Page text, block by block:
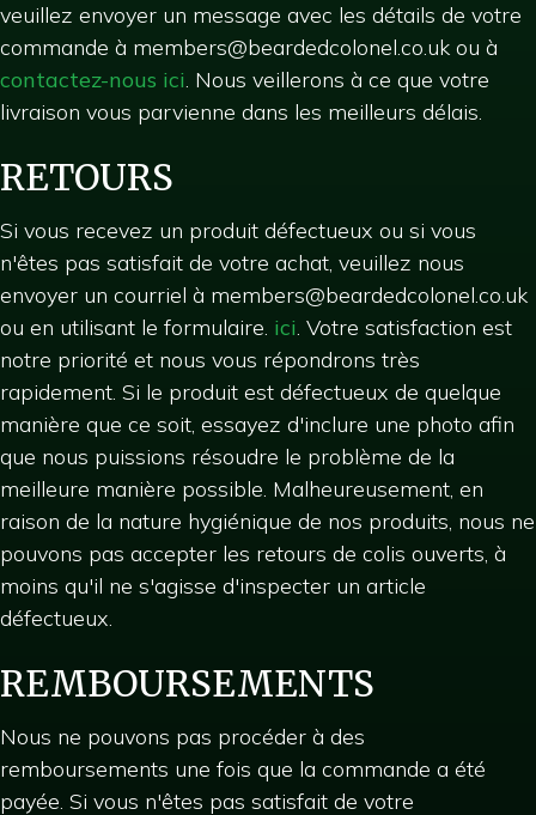
veuillez envoyer un message avec les détails de votre
commande à members@beardedcolonel.co.uk ou à
contactez-nous ici. Nous veillerons à ce que votre
livraison vous parvienne dans les meilleurs délais.
RETOURS
Si vous recevez un produit défectueux ou si vous
n'êtes pas satisfait de votre achat, veuillez nous
envoyer un courriel à members@beardedcolonel.co.uk
ou en utilisant le formulaire. ici. Votre satisfaction est
notre priorité et nous vous répondrons très
rapidement. Si le produit est défectueux de quelque
manière que ce soit, essayez d'inclure une photo afin
que nous puissions résoudre le problème de la
meilleure manière possible. Malheureusement, en
raison de la nature hygiénique de nos produits, nous ne
pouvons pas accepter les retours de colis ouverts, à
moins qu'il ne s'agisse d'inspecter un article
défectueux.
REMBOURSEMENTS
Nous ne pouvons pas procéder à des
remboursements une fois que la commande a été
payée. Si vous n'êtes pas satisfait de votre